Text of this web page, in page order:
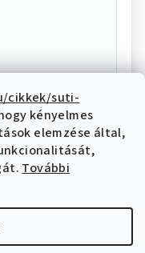
cikkek/suti-
kényelmes
elemzése által,
További
úton
nyilatkozik,
az elállási